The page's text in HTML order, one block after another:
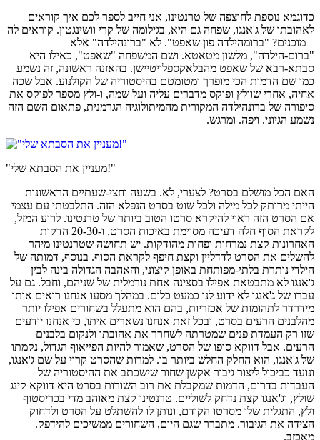
כדוגמא נוספת לחוצפה של טרנטינו, אני חייב לספר לכם איך קוראים
לאהובתו של ג'אנגו, שפחה גם היא, בגילומה של קרי וושינגטון. קוראים לה
– מוכנים? "ברומהילדה פון שאפט". לא "ברונהילדה" אלא
"ברום-הילדה", מלשון מטאטא. ושם המשפחה "שאפט", כאילו היא
סבתא-רבא של שאפט מהבלאקספלויטיישן. בהאזנה ראשונה, זה נשמע
כמו שם הדמות הכי מופרך ומטומטם בהיסטוריה של הקולנוע. אבל שכה
אחיה, אחרי שוולץ ופוקס מדברים עליה ועל שמה, ו-ולץ מספר לפוקס את
סיפורה של ברונהילדה המקורית מהמיתולוגיה הגרמנית, פתאום השם הזה
נשמע הגיוני. ויפה. ומרגש.
"מעניין את הסבתא שלי!"
האם הכל מושלם בסרט? לצערי, לא. בשעה וחצי-שעתיים הראשונות
הייתי מרותק לכל מילה ולכל שוט בסרט הנפלא הזה. התלבטתי עם עצמי
אם הסרט הזה ראוי להיקרא סרטו הטוב ביותר של טרנטינו. לרוע המזל,
לקראת הסוף חלה דעיכה מסוימת באיכות הסרט, ו-20-30 הדקות
האחרונות קצת נמרחות ופחות מהודקות. יש תחושה שטרנטינו מיהר
להשלים את הסרט לדדליין וקצת חיפף לקראת הסוף. בנוסף, דמותה של
הילדי נותרת בלתי-מפותחת באופן קיצוני, והאהבה הגדולה בינה לבין
ג'אנגו לא מתבטאת אפילו בסצינה אחת נורמלית של שניהם, וחבל. גם על
עברו של ג'אנגו לא ידוע לנו כמעט כלום. במהלך מסעו אנחנו רואים אותו
מידרדר לתהומות של אכזריות, בהם הוא מתעלל בשחורים אפילו יותר
מהלבנים הרעים בסרט, ובכל זאת אנחנו נשארים איתו, כי אנחנו יודעים
שזו רק העמדת פנים שמטרתה לשחרר את אהובתו ולנקום בלבנים
הרעים. אבל דווקא סופו של הסרט, שאמור להיות הפייאוף הגדול, נקמתו
של ג'אנגו, הוא החלק החלש ביותר בו. למרות שהסרט קרוי על שם ג'אנגו,
ונועד כביכול ליצור גיבור אקשן שחור שישכתב את ההיסטוריה של
העבדות בדרום, הדמות שמקבלת את רוב השורות בסרט היא דווקא קינג
שולץ, וג'אנגו קצת נדחק לשוליים. טרנטינו קצת מאוהב מדי בכריסטוף
ולץ, התגלית שלו מסרטו הקודם, ונותן לו להשתלט על הסרט ולדחוק
הצידה את הגיבור. מתברר שגם היום, השחורים ממשיכים להידפק.
מאכזב.